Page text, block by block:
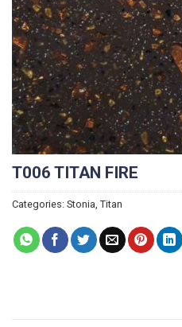
T006 TITAN FIRE
Categories: Stonia, Titan